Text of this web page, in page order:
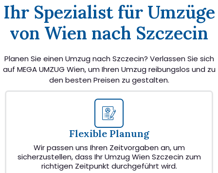
Ihr Spezialist für Umzüge
von Wien nach Szczecin
Planen Sie einen Umzug nach Szczecin? Verlassen Sie sich
auf MEGA UMZUG Wien, um Ihren Umzug reibungslos und zu
den besten Preisen zu gestalten.
Flexible Planung
Wir passen uns Ihren Zeitvorgaben an, um
sicherzustellen, dass Ihr Umzug Wien Szczecin zum
richtigen Zeitpunkt durchgeführt wird.